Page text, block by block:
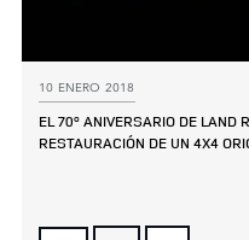
10 ENERO 2018
EL 70º ANIVERSARIO DE LAND
RESTAURACIÓN DE UN 4X4